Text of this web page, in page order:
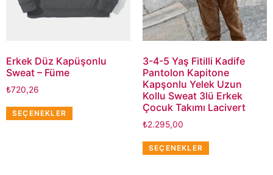
Erkek Düz Kapüşonlu
Sweat – Füme
₺720,26
SEÇENEKLER
3-4-5 Yaş Fitilli Kadife
Pantolon Kapitone
Kapşonlu Yelek Uzun
Kollu Sweat 3lü Erkek
Çocuk Takımı Lacivert
₺2.295,00
SEÇENEKLER